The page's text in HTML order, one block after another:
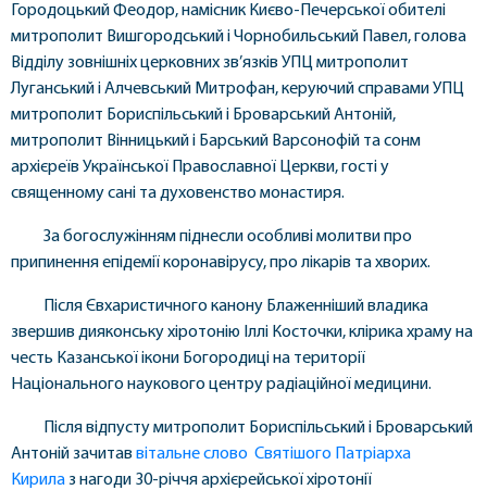
Городоцький Феодор, намісник Києво-Печерської обителі
митрополит Вишгородський і Чорнобильський Павел, голова
Відділу зовнішніх церковних зв’язків УПЦ митрополит
Луганський і Алчевський Митрофан, керуючий справами УПЦ
митрополит Бориспільський і Броварський Антоній,
митрополит Вінницький і Барський Варсонофій та сонм
архієреїв Української Православної Церкви, гості у
священному сані та духовенство монастиря.
За богослужінням піднесли особливі молитви про
припинення епідемії коронавірусу, про лікарів та хворих.
Після Євхаристичного канону Блаженніший владика
звершив дияконську хіротонію Іллі Косточки, клірика храму на
честь Казанської ікони Богородиці на території
Національного наукового центру радіаційної медицини.
Після відпусту митрополит Бориспільський і Броварський
Антоній зачитав вітальне слово Святішого Патріарха
Кирилаз нагоди 30-річчя архієрейської хіротонії